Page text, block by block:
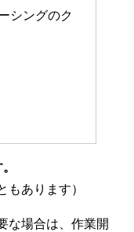
シングのク
もあります）
な場合は、作業開